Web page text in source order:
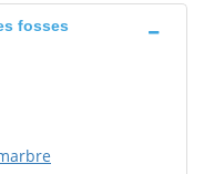
fosses